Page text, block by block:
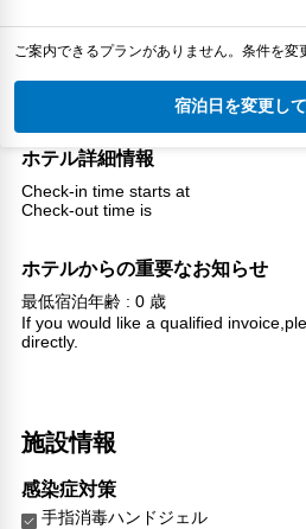
ご案内できるプランがありません。条件を変
宿泊日を変更し
ホテル詳細情報
Check-in time starts at
Check-out time is
ホテルからの重要なお知らせ
最低宿泊年齢 : 0 歳
If you would like a qualified
directly.
施設情報
感染症対策
手指消毒ハンドジェル